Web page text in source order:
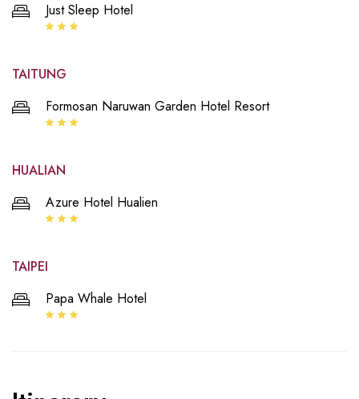
Just Sleep Hotel
TAITUNG
Formosan Naruwan Garden Hotel Resort
HUALIAN
Azure Hotel Hualien
TAIPEI
Papa Whale Hotel